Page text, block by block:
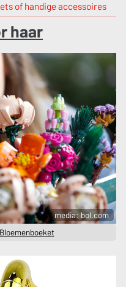
of handige accessoires
haar
media: bol.com